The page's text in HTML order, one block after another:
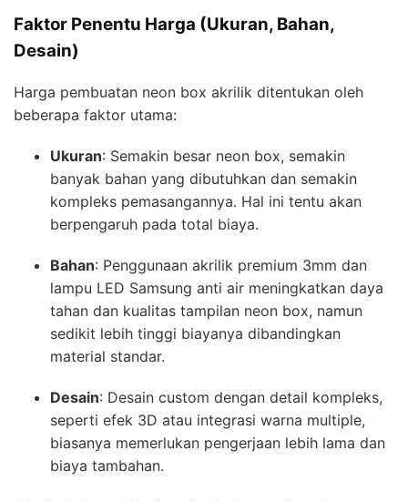
Faktor Penentu Harga (Ukuran, Bahan,
Desain)
Harga pembuatan neon box akrilik ditentukan oleh
beberapa faktor utama:
Ukuran: Semakin besar neon box, semakin
banyak bahan yang dibutuhkan dan semakin
kompleks pemasangannya. Hal ini tentu akan
berpengaruh pada total biaya.
Bahan: Penggunaan akrilik premium 3mm dan
lampu LED Samsung anti air meningkatkan daya
tahan dan kualitas tampilan neon box, namun
sedikit lebih tinggi biayanya dibandingkan
material standar.
Desain: Desain custom dengan detail kompleks,
seperti efek 3D atau integrasi warna multiple,
biasanya memerlukan pengerjaan lebih lama dan
biaya tambahan.